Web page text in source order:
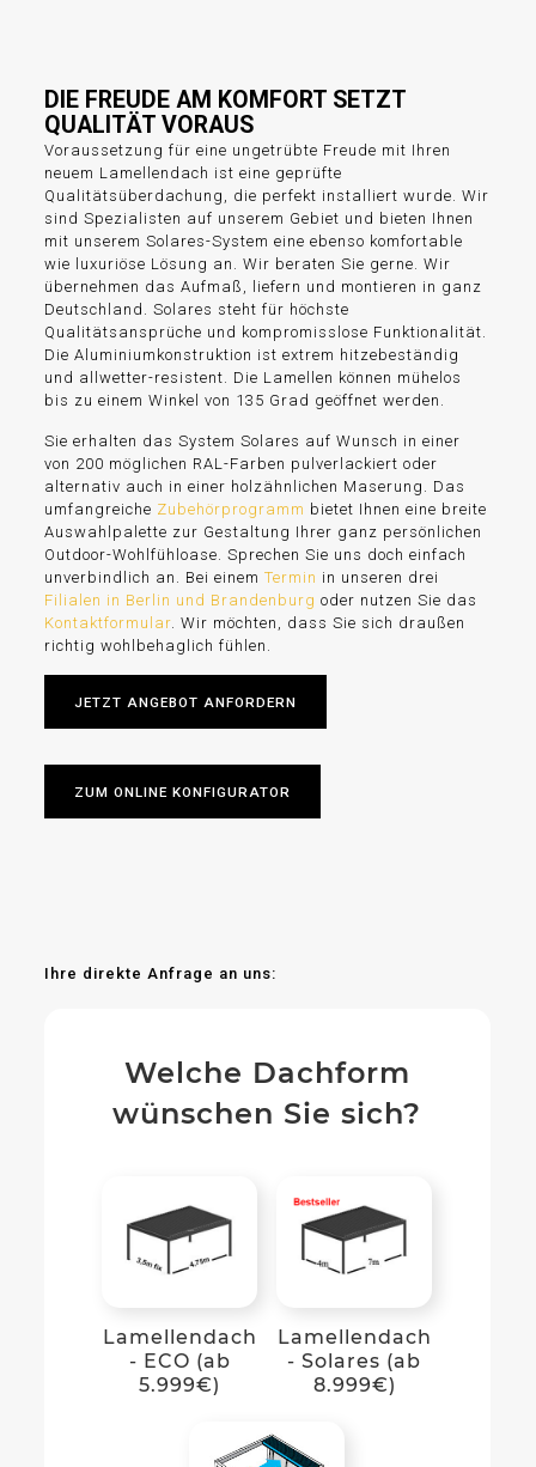
DIE FREUDE AM KOMFORT SETZT
QUALITÄT VORAUS
Voraussetzung für eine ungetrübte Freude mit Ihren
neuem Lamellendach ist eine geprüfte
Qualitätsüberdachung, die perfekt installiert wurde. Wir
sind Spezialisten auf unserem Gebiet und bieten Ihnen
mit unserem Solares-System eine ebenso komfortable
wie luxuriöse Lösung an. Wir beraten Sie gerne. Wir
übernehmen das Aufmaß, liefern und montieren in ganz
Deutschland. Solares steht für höchste
Qualitätsansprüche und kompromisslose Funktionalität.
Die Aluminiumkonstruktion ist extrem hitzebeständig
und allwetter-resistent. Die Lamellen können mühelos
bis zu einem Winkel von 135 Grad geöffnet werden.
Sie erhalten das System Solares auf Wunsch in einer
von 200 möglichen RAL-Farben pulverlackiert oder
alternativ auch in einer holzähnlichen Maserung. Das
umfangreiche Zubehörprogramm bietet Ihnen eine breite
Auswahlpalette zur Gestaltung Ihrer ganz persönlichen
Outdoor-Wohlfühloase. Sprechen Sie uns doch einfach
unverbindlich an. Bei einem Termin in unseren drei
Filialen in Berlin und Brandenburg oder nutzen Sie das
Kontaktformular. Wir möchten, dass Sie sich draußen
richtig wohlbehaglich fühlen.
JETZT ANGEBOT ANFORDERN
ZUM ONLINE KONFIGURATOR
Ihre direkte Anfrage an uns:
Welche Dachform
wünschen Sie sich?
Lamellendach
- ECO (ab
5.999€)
Lamellendach
- Solares (ab
8.999€)